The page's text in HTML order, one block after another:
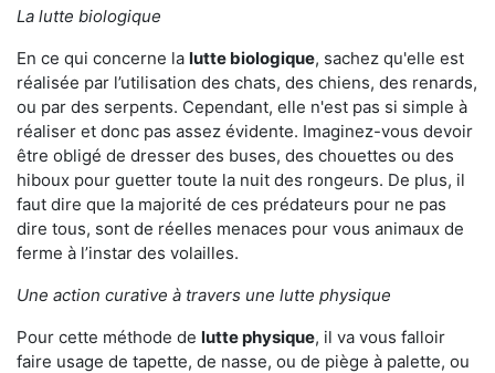
La lutte biologique
En ce qui concerne la lutte biologique, sachez qu'elle est
réalisée par l’utilisation des chats, des chiens, des renards,
ou par des serpents. Cependant, elle n'est pas si simple à
réaliser et donc pas assez évidente. Imaginez-vous devoir
être obligé de dresser des buses, des chouettes ou des
hiboux pour guetter toute la nuit des rongeurs. De plus, il
faut dire que la majorité de ces prédateurs pour ne pas
dire tous, sont de réelles menaces pour vous animaux de
ferme à l’instar des volailles.
Une action curative à travers une lutte physique
Pour cette méthode de lutte physique, il va vous falloir
faire usage de tapette, de nasse, ou de piège à palette, ou